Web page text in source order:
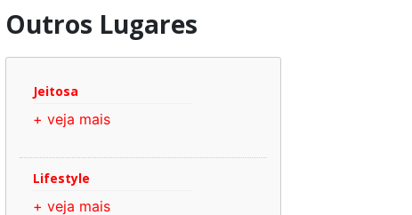
Outros Lugares
Jeitosa
+ veja mais
Lifestyle
+ veja mais